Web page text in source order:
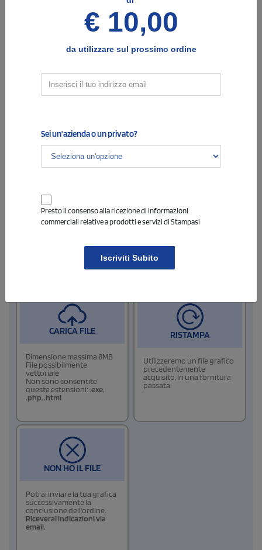
Opzioni e note per la stampa
COLORE DI STAMPA - EVENTUALE TESTO DA
Indica il colore di stampa desiderato, e il testo che vorrai
eventualmente aggiungere alla stampa.
Cambio colore stampa
Allega i files di stampa
CARICA FILE
Dimensione massima 8MB
File possibilmente
vettoriale
Non sono consentite
queste estensioni: .exe,
.php,.html
RISTAMPA
Utilizzeremo un file grafico
precedentemente
acquisito, in una fornitura
passata.
NON HO IL FILE
Potrai inviare la tua grafica
successivamente la
conclusione dell'ordine.
Riceverai indicazioni via
email.
€ 10,00
da utilizzare sul prossimo ordine
Sei un'azienda o un privato?
Presto il consenso alla ricezione di informazioni
commerciali relative a prodotti e servizi di Stampasi
Iscriviti Subito